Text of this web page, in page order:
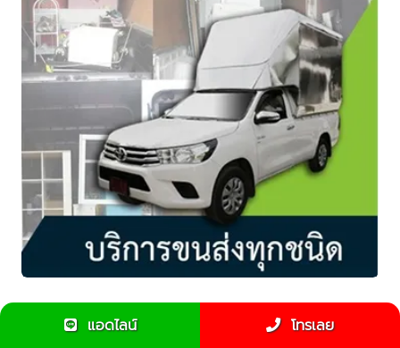
แอดไลน์ โทรเลย